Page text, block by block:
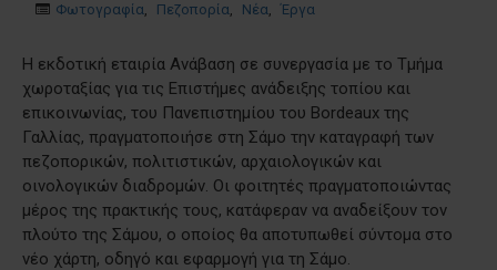
Φωτογραφία, Πεζοπορία, Νέα, Έργα
Η εκδοτική εταιρία Ανάβαση σε συνεργασία με το Τμήμα
χωροταξίας για τις Επιστήμες ανάδειξης τοπίου και
επικοινωνίας, του Πανεπιστημίου του Bordeaux της
Γαλλίας, πραγματοποιήσε στη Σάμο την καταγραφή των
πεζοπορικών, πολιτιστικών, αρχαιολογικών και
οινολογικών διαδρομών. Οι φοιτητές πραγματοποιώντας
μέρος της πρακτικής τους, κατάφεραν να αναδείξουν τον
πλούτο της Σάμου, ο οποίος θα αποτυπωθεί σύντομα στο
νέο χάρτη, οδηγό και εφαρμογή για τη Σάμο.